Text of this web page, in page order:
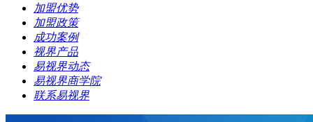
加盟优势
加盟政策
成功案例
视界产品
易视界动态
易视界商学院
联系易视界